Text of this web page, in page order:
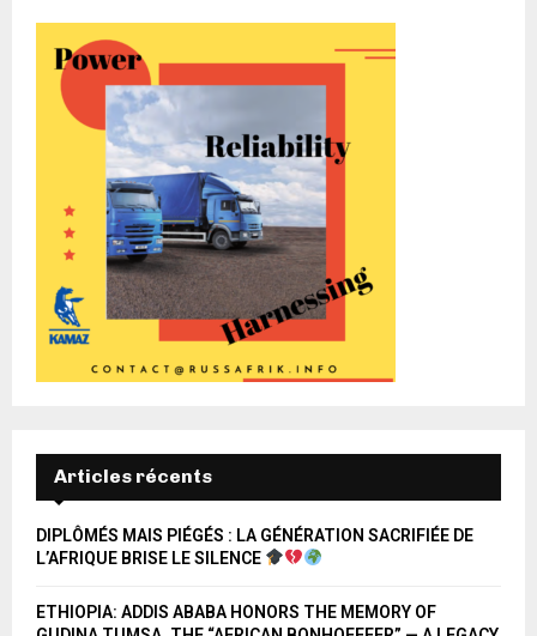
Articles récents
DIPLÔMÉS MAIS PIÉGÉS : LA GÉNÉRATION SACRIFIÉE DE
L’AFRIQUE BRISE LE SILENCE
ETHIOPIA: ADDIS ABABA HONORS THE MEMORY OF